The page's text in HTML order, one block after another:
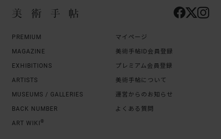
PREMIUM
MAGAZINE
EXHIBITIONS
ARTISTS
MUSEUMS / GALLERIES
BACK NUMBER
ART WIKI ®
マイページ
美術手帖ID会員登録
プレミアム会員登録
美術手帖について
運営からのお知らせ
よくある質問